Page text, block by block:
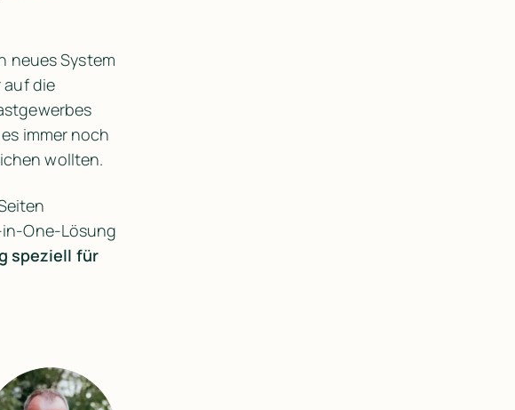
neues System
auf die
immer noch
wollten.
in-One-Lösung
speziell für